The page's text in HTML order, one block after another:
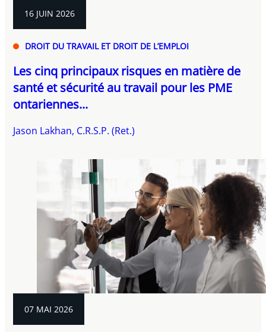
16 JUIN 2026
DROIT DU TRAVAIL ET DROIT DE L’EMPLOI
Les cinq principaux risques en matière de
santé et sécurité au travail pour les PME
ontariennes...
Jason Lakhan, C.R.S.P. (Ret.)
07 MAI 2026